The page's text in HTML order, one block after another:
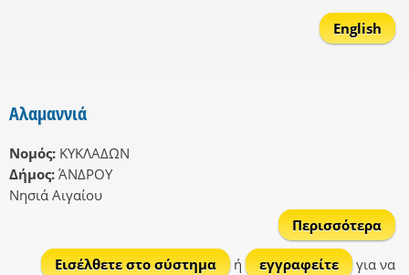
English
Αλαμαννιά
Νομός: ΚΥΚΛΑΔΩΝ
Δήμος: ΆΝΔΡΟΥ
Νησιά Αιγαίου
Περισσότερα
Εισέλθετε στο σύστημα
ή εγγραφείτε
για να